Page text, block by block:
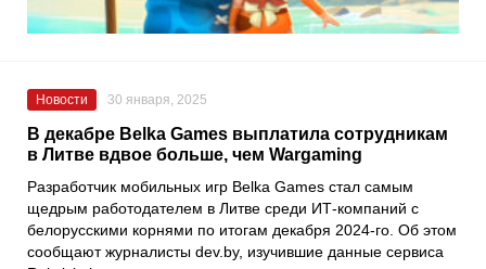
Новости 30 января, 2025
В декабре Belka Games выплатила сотрудникам
в Литве вдвое больше, чем Wargaming
Разработчик мобильных игр Belka Games стал самым
щедрым работодателем в Литве среди ИТ-компаний с
белорусскими корнями по итогам декабря 2024-го. Об этом
сообщают журналисты dev.by, изучившие данные сервиса